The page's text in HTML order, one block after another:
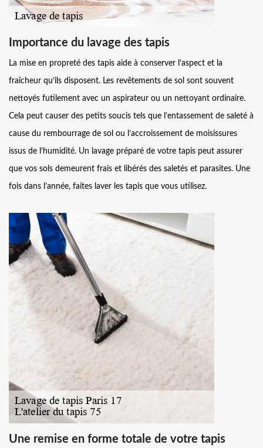
Importance du lavage des tapis
La mise en propreté des tapis aide à conserver l’aspect et la
fraîcheur qu’ils disposent. Les revêtements de sol sont souvent
nettoyés futilement avec un aspirateur ou un nettoyant ordinaire.
Cela peut causer des petits soucis tels que l’entassement de saleté à
cause du rembourrage de sol ou l’accroissement de moisissures
issus de l’humidité. Un lavage préparé de votre tapis peut assurer
que vos sols demeurent frais et libérés des saletés et parasites. Une
fois dans l’année, faites laver les tapis que vous utilisez.
Une remise en forme totale de votre tapis